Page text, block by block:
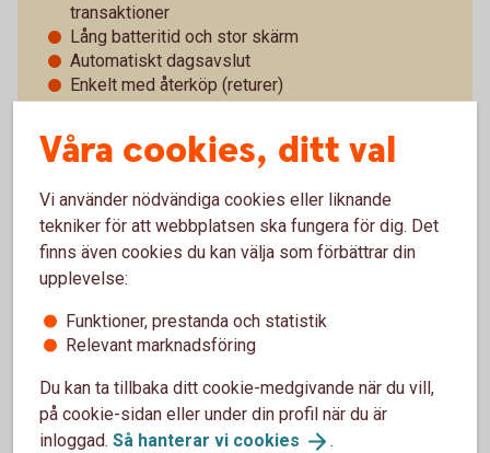
transaktioner
Lång batteritid och stor skärm
Automatiskt dagsavslut
Enkelt med återköp (returer)
Enkel beställning och utbyte av kvittorullar
24 timmars utbytesservice
Support alla dagar
Pay Classic - pris och villkor
Vad betyder det att kortterminalen är trådlös?
Vad kan man göra i portalen?
Våra cookies, ditt val
Vi använder nödvändiga cookies eller liknande
tekniker för att webbplatsen ska fungera för dig. Det
finns även cookies du kan välja som förbättrar din
upplevelse:
Funktioner, prestanda och statistik
Relevant marknadsföring
Du kan ta tillbaka ditt cookie-medgivande när du vill,
på cookie-sidan eller under din profil när du är
inloggad. Så hanterar vi cookies .